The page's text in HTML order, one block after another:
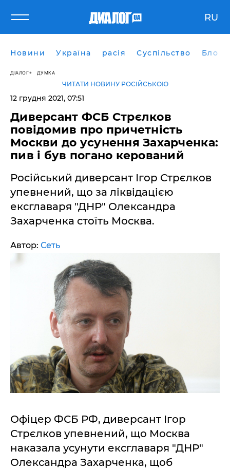
RU
Новини Україна расія Суспільство Блоги
ДІАЛОГ ДУМКА
ЧИТАТИ НОВИНУ РОСІЙСЬКОЮ
12 грудня 2021, 07:51
Диверсант ФСБ Стрєлков
повідомив про причетність
Москви до усунення Захарченка:
пив і був погано керований
Російський диверсант Ігор Стрєлков
упевнений, що за ліквідацією
ексглаваря "ДНР" Олександра
Захарченка стоїть Москва.
Автор: Сеть
Офіцер ФСБ РФ, диверсант Ігор
Стрєлков упевнений, що Москва
наказала усунути ексглаваря "ДНР"
Олександра Захарченка, щоб